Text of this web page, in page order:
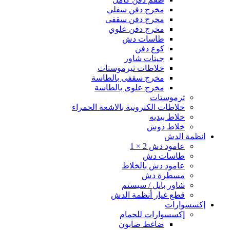
مخرج دفن سفلي
مخرج دفن سقفى
مخرج دفن علوي
طاسات دش
كوع دفن
جيتات شاور
خلاطات ثيرموستات
مخرج سقفى بالطاسة
مخرج علوى بالطاسة
ثرموستات
خلاطات الكترونية بالاشعة الحمراء
خلاط بيديه
خلاط دوش
انظمة الدش
عامود دش 2 × 1
طاسات دش
عامود دش بالخلاط
مسطرة دش
شاور بانل / سيستم
قطع غيار أنظمة الدش
إكسسوارات
إكسسوارات للحمام
ضاغط صابون